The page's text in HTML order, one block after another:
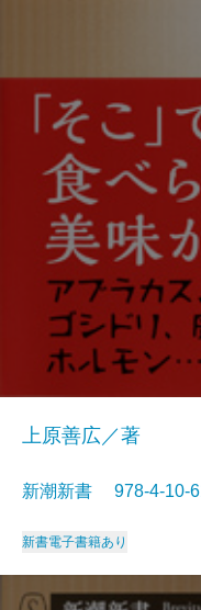
上原善広／著
新潮新書 978-4-
新書電子書籍あり